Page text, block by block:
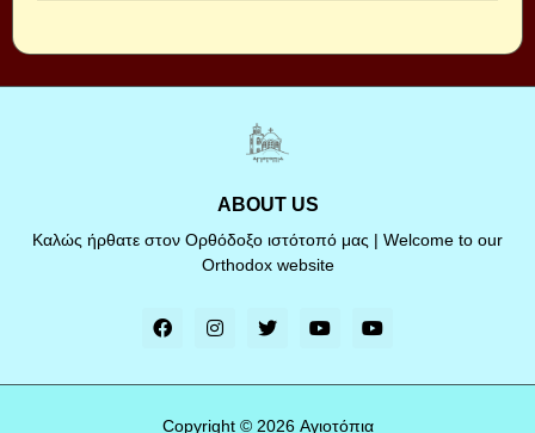
ABOUT US
Καλώς ήρθατε στον Ορθόδοξο ιστότοπό μας | Welcome to our
Orthodox website
Copyright © 2026 Αγιοτόπια